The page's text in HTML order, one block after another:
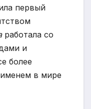
первый
работала со
и
более
в мире